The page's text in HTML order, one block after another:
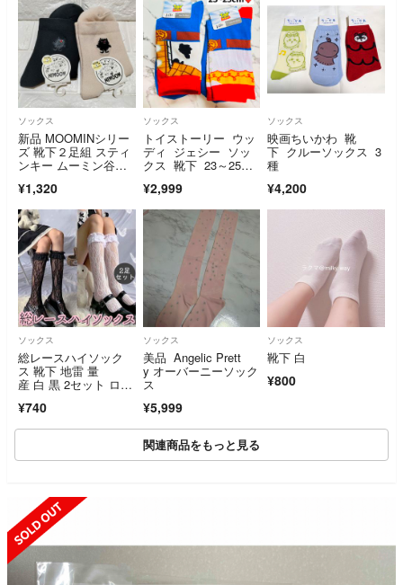
ソックス
新品 MOOMINシリー
ズ 靴下２足組 スティ
ンキー ムーミン谷の
ヤンソン フィンラン
ド 北欧
¥1,320
ソックス
トイストーリー ウッ
ディ ジェシー ソッ
クス 靴下 23～25
¥2,999
ソックス
映画ちいかわ 靴
下 クルーソックス 3
種
¥4,200
ソックス
総レースハイソック
ス 靴下 地雷 量
産 白 黒 2セット ロリ
¥740
ソックス
美品 Angelic Prett
y オーバーニーソック
ス
¥5,999
ソックス
靴下 白
¥800
関連商品をもっと見る